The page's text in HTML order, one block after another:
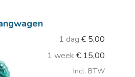
1 dag € 5,00
1 week € 15,00
Incl. BTW